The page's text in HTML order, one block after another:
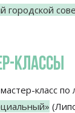
городской
КЛАССЫ
класс по